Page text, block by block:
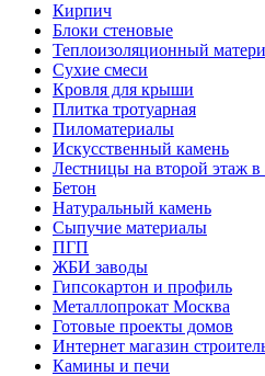
Кирпич
Блоки стеновые
Теплоизоляционный
Сухие смеси
Кровля для крыши
Плитка тротуарная
Пиломатериалы
Искусственный камень
Лестницы на второй этаж в
Бетон
Натуральный камень
Сыпучие материалы
ПГП
ЖБИ заводы
Гипсокартон и профиль
Металлопрокат Москва
Готовые проекты домов
Интернет магазин
Камины и печи